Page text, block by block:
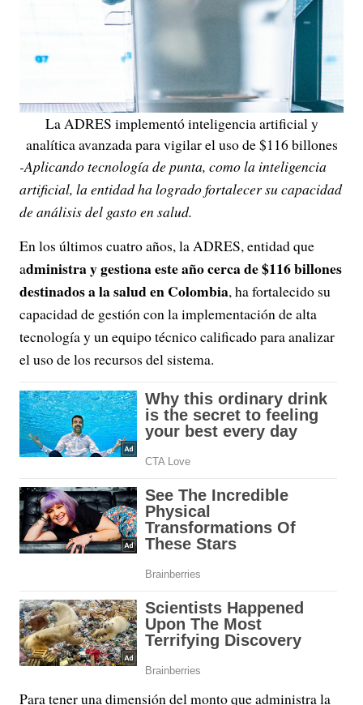
La ADRES implementó inteligencia artificial y
analítica avanzada para vigilar el uso de $116 billones
-Aplicando tecnología de punta, como la inteligencia
artificial, la entidad ha logrado fortalecer su capacidad
de análisis del gasto en salud.
En los últimos cuatro años, la ADRES, entidad que
administra y gestiona este año cerca de $116 billones
destinados a la salud en Colombia, ha fortalecido su
capacidad de gestión con la implementación de alta
tecnología y un equipo técnico calificado para analizar
el uso de los recursos del sistema.
Para tener una dimensión del monto que administra la